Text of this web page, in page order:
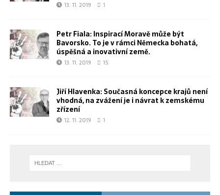
13. 11. 2019 1
Petr Fiala: Inspirací Moravě může být
Bavorsko. To je v rámci Německa bohatá,
úspěšná a inovativní země.
13. 11. 2019 15
Jiří Hlavenka: Současná koncepce krajů není
vhodná, na zvážení je i návrat k zemskému
zřízení
12. 11. 2019 1